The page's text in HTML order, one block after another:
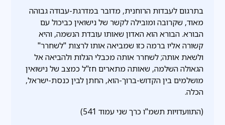
בתרגום לעבדות הרוחנית, מדובר במדרגת-עבודה גבוהה
מאוד, שקרובה ומובילה לקשר של נישואין כביכול עם
הבורא. הבורא הוא האדון שאותו עובדת הנשמה, והיא
קשורה אליו ברמה כזו שמביאה אותו לרצות "לשחרר"
ולשאת אותה; לשחרר אותה מכבלי הגלות ולהביאה אל
הגאולה השלמה, שאותה מתארים חז"ל כמצב של נישואין
מושלמים בין הקדוש-ברוך-הוא, החתן לבין כנסת-ישראל,
הכלה.
(התוועדויות תשמ"ו כרך שני עמוד 541)